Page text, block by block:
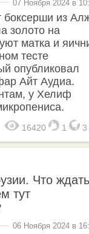
07 Ноября 2024 в
боксерши из
золото на
матка и
тесте
опубликовал
Айт Аудиа.
у Хелиф
16420 1 3
Что
тут
06 Ноября 2024 в